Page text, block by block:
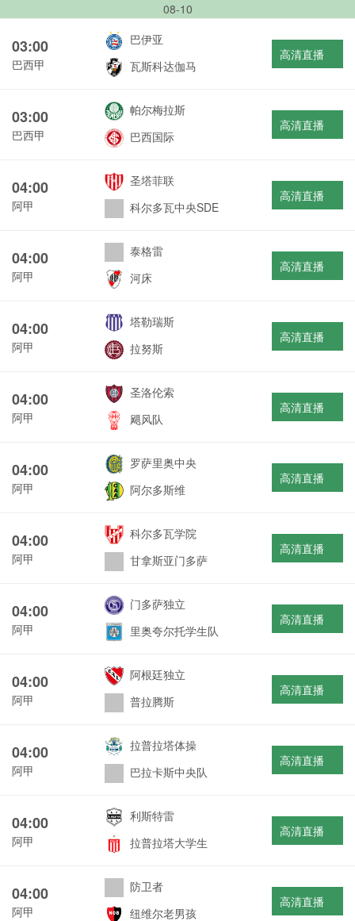
08-10
03:00
巴西甲
巴伊亚
瓦斯科达伽马
高清直播
03:00
巴西甲
帕尔梅拉斯
巴西国际
高清直播
04:00
阿甲
圣塔菲联
科尔多瓦中央SDE
高清直播
04:00
阿甲
泰格雷
河床
高清直播
04:00
阿甲
塔勒瑞斯
拉努斯
高清直播
04:00
阿甲
圣洛伦索
飓风队
高清直播
04:00
阿甲
罗萨里奥中央
阿尔多斯维
高清直播
04:00
阿甲
科尔多瓦学院
甘拿斯亚门多萨
高清直播
04:00
阿甲
门多萨独立
里奥夸尔托学生队
高清直播
04:00
阿甲
阿根廷独立
普拉腾斯
高清直播
04:00
阿甲
拉普拉塔体操
巴拉卡斯中央队
高清直播
04:00
阿甲
利斯特雷
拉普拉塔大学生
高清直播
04:00
阿甲
防卫者
纽维尔老男孩
高清直播